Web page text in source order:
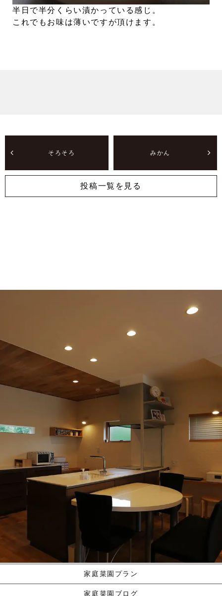
半日で半分くらい漬かっている感じ。
これでもお味は薄いですが頂けます。
そろそろ みかん
投稿一覧を見る
資料請求する
くりやま建築のこだわり
家庭菜園プラン
家庭菜園ブログ